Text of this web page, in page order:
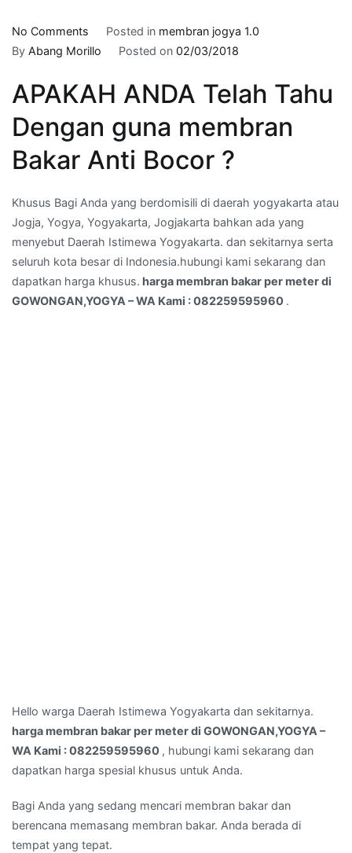
No Comments
harga
bakar
meter
di
GOWONGAN,YOGYA
WA
Kami
:
082259595960
Posted in membran jogya 1.0
By Abang Morillo Posted on 02/03/2018
APAKAH ANDA Telah Tahu
Dengan guna membran
Bakar Anti Bocor ?
Khusus Bagi Anda yang berdomisili di daerah yogyakarta atau
Jogja, Yogya, Yogyakarta, Jogjakarta bahkan ada yang
menyebut Daerah Istimewa Yogyakarta. dan sekitarnya serta
seluruh kota besar di Indonesia.hubungi kami sekarang dan
dapatkan harga khusus. harga membran bakar per meter di
GOWONGAN,YOGYA – WA Kami : 082259595960 .
Hello warga Daerah Istimewa Yogyakarta dan sekitarnya.
harga membran bakar per meter di GOWONGAN,YOGYA –
WA Kami : 082259595960 , hubungi kami sekarang dan
dapatkan harga spesial khusus untuk Anda.
Bagi Anda yang sedang mencari membran bakar dan
berencana memasang membran bakar. Anda berada di
tempat yang tepat.